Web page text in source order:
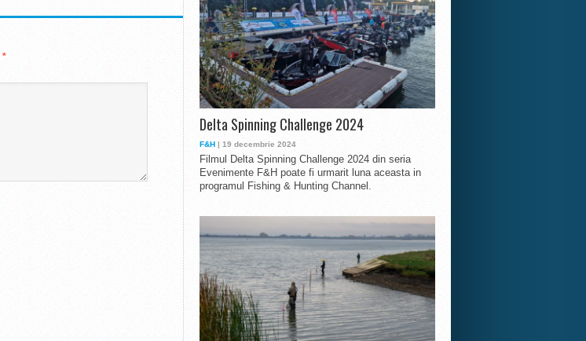
*
Delta Spinning Challenge 2024
F&H | 19 decembrie 2024
Filmul Delta Spinning Challenge 2024 din seria
Evenimente F&H poate fi urmarit luna aceasta in
programul Fishing & Hunting Channel.